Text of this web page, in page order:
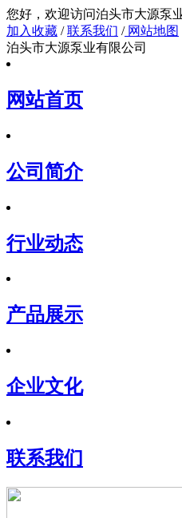
您好，欢迎访问泊头市大
加入收藏 /联系我们 /网站地图
泊头市大源泵业有限公司
网站首页
公司简介
行业动态
产品展示
企业文化
联系我们